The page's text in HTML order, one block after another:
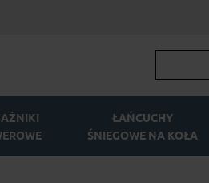
ŁAŃCUCHY
ŚNIEGOWE NA KOŁA